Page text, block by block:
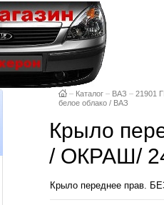
– Каталог – ВАЗ – 21901
белое облако / ВАЗ
Крыло
/ ОКРАШ/
Крыло переднее прав.